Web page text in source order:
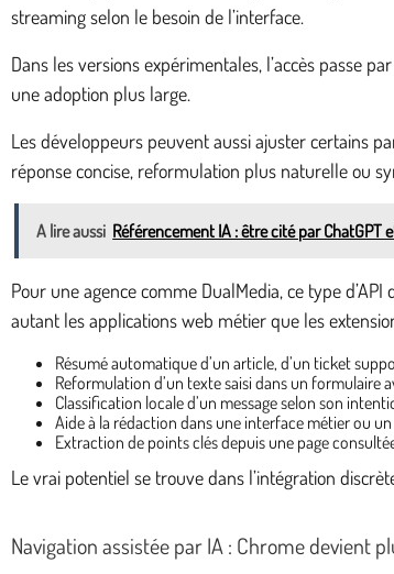
streaming selon le besoin de l’interface.
Dans les versions expérimentales, l’accès passe
une adoption plus large.
Les développeurs peuvent aussi ajuster certains
réponse concise, reformulation plus naturelle ou
A lire aussi Référencement IA : être cité par ChatGPT
Pour une agence comme DualMedia, ce type
autant les applications web métier que les
Résumé automatique d’un article, d’un ticket
Reformulation d’un texte saisi dans un formulaire
Classification locale d’un message selon son
Aide à la rédaction dans une interface métier ou
Extraction de points clés depuis une page
Le vrai potentiel se trouve dans l’intégration
Navigation assistée par IA : Chrome devient